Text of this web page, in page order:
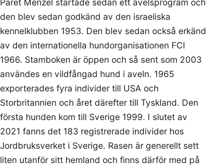
den blev sedan godkänd av den israeliska
kennelklubben 1953. Den blev sedan också erkänd
av den internationella hundorganisationen FCI
1966. Stamboken är öppen och så sent som 2003
användes en vildfångad hund i aveln. 1965
exporterades fyra individer till USA och
Storbritannien och året därefter till Tyskland. Den
första hunden kom till Sverige 1999. I slutet av
2021 fanns det 183 registrerade individer hos
Jordbruksverket i Sverige. Rasen är generellt sett
liten utanför sitt hemland och finns därför med på